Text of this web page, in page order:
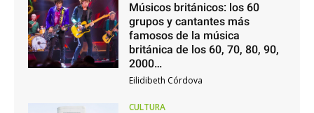
Músicos británicos: los 60
grupos y cantantes más
famosos de la música
británica de los 60, 70, 80, 90,
2000…
Eilidibeth Córdova
CULTURA